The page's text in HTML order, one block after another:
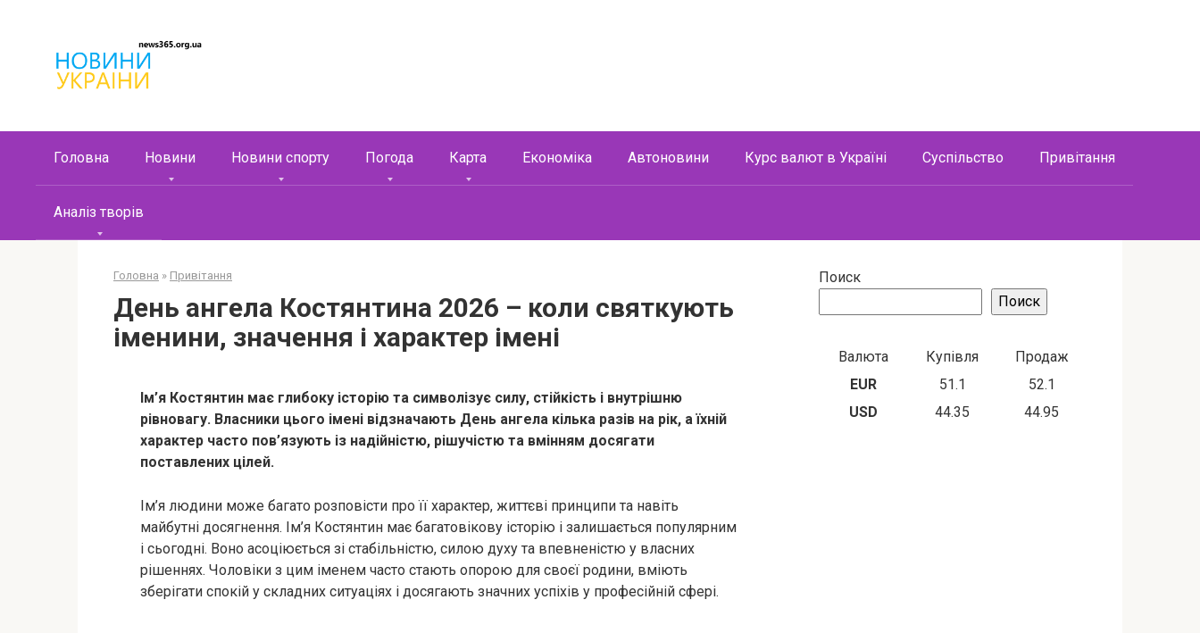
контенту
Головна Новини Новини спорту Погода Карта Економіка Автоновини Курс валют в Україні Суспільство Привітання
Аналіз творів
Головна » Привітання
День ангела Костянтина 2026 – коли святкують
іменини, значення і характер імені
Ім’я Костянтин має глибоку історію та символізує силу, стійкість і внутрішню
рівновагу. Власники цього імені відзначають День ангела кілька разів на рік, а їхній
характер часто пов’язують із надійністю, рішучістю та вмінням досягати
поставлених цілей.
Ім’я людини може багато розповісти про її характер, життєві принципи та навіть
майбутні досягнення. Ім’я Костянтин має багатовікову історію і залишається популярним
і сьогодні. Воно асоціюється зі стабільністю, силою духу та впевненістю у власних
рішеннях. Чоловіки з цим іменем часто стають опорою для своєї родини, вміють
зберігати спокій у складних ситуаціях і досягають значних успіхів у професійній сфері.
Поиск
Поиск
Валюта Купівля
Продаж
EUR
51.1
52.1
USD
44.35 44.95